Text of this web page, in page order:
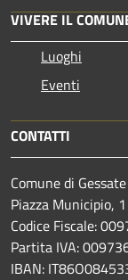
VIVERE IL
Luoghi
Eventi
CONTATTI
Comune di Gessate
Piazza Municipio,
Codice Fiscale:
Partita IVA:
IBAN: